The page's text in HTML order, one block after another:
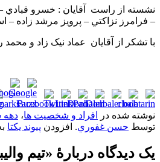
نشسته از راست آقايان : خسرو قبادي
– فرامرز نزاکتي – پرويز مرشد زاده –
با تشکر از آقايان عماد نيک زاد و محمد
نوشته شده در افراد و شخصیت ها،
توسط حسن غفوري. افزودن پیوند یکتا
یک دیدگاه دربارهٔ «تيم